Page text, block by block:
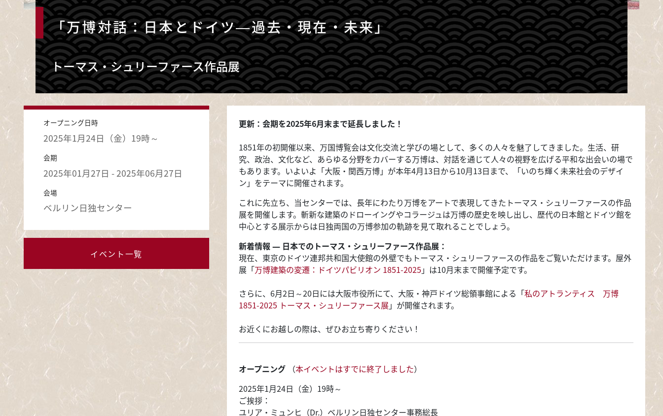
「万博対話：日本とドイツ―過去・現在・未来」
トーマス・シュリーファース作品展
オープニング日時
2025年1月24日（金）19時～
会期
2025年01月27日 - 2025年06月27日
会場
ベルリン日独センター
イベント一覧
更新：会期を2025年6月末まで延長しました！
1851年の初開催以来、万国博覧会は文化交流と学びの場として、多くの人々を魅了してきました。生活、研
究、政治、文化など、あらゆる分野をカバーする万博は、対話を通じて人々の視野を広げる平和な出会いの場で
もあります。いよいよ「大阪・関西万博」が本年4月13日から10月13日まで、「いのち輝く未来社会のデザイ
ン」をテーマに開催されます。
これに先立ち、当センターでは、長年にわたり万博をアートで表現してきたトーマス・シュリーファースの作品
展を開催します。斬新な建築のドローイングやコラージュは万博の歴史を映し出し、歴代の日本館とドイツ館を
中心とする展示からは日独両国の万博参加の軌跡を見て取れることでしょう。
新着情報 ― 日本でのトーマス・シュリーファース作品展：
現在、東京のドイツ連邦共和国大使館の外壁でもトーマス・シュリーファースの作品をご覧いただけます。屋外
展「万博建築の変遷：ドイツパビリオン 1851-2025 」は10月末まで開催予定です。
さらに、6月2日～20日には大阪市役所にて、大阪・神戸ドイツ総領事館による 「私のアトランティス 万博
1851-2025 トーマス・シュリーファース展」が開催されます。
お近くにお越しの際は、ぜひお立ち寄りください！
オープニング （本イベントはすでに終了しました）
2025年1月24日（金）19時～
ご挨拶：
ユリア・ミュンヒ（Dr.）ベルリン日独センター事務総長